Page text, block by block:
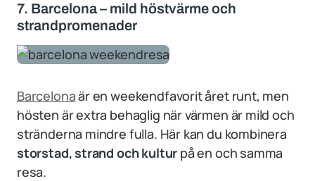
7. Barcelona – mild höstvärme och
strandpromenader
Barcelonaär en weekendfavorit året runt, men
hösten är extra behaglig när värmen är mild och
stränderna mindre fulla. Här kan du kombinera
storstad, strand och kultur på en och samma
resa.